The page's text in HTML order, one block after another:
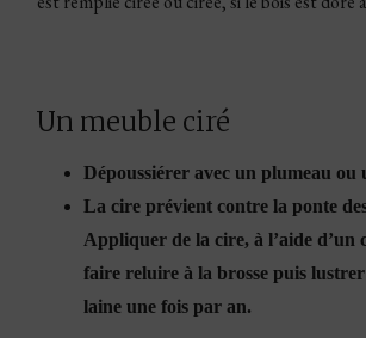
Un meuble ciré
Dépoussiérer avec un plumeau ou
La cire prévient contre la ponte
Appliquer de la cire, à l’aide d’un
faire reluire à la brosse puis
laine une fois par an.